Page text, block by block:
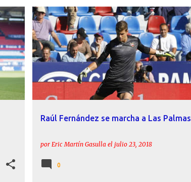
Raúl Fernández se marcha a Las Palmas
por Eric Martín Gasulla el julio 23, 2018
FICHAJES LEVANTE RAÚL FERNÁNDEZ
UD LAS PALMAS
0